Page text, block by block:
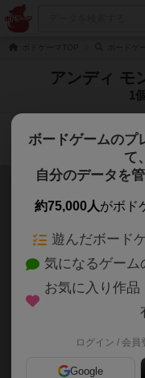
アンディ モ
1
シア：
Xia:
60～180
ボードゲームのプ
て、
自分のデータを
約75,000人がボド
遊んだボード
気になるゲーム
お気に入り作品
ログイン / 会員
Google